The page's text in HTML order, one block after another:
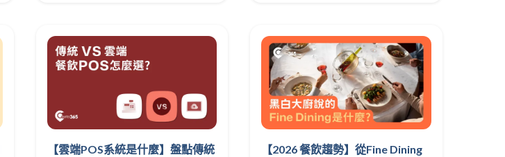
【雲端POS系統是什麼】盤點傳統
【2026 餐飲趨勢】從Fine Dining